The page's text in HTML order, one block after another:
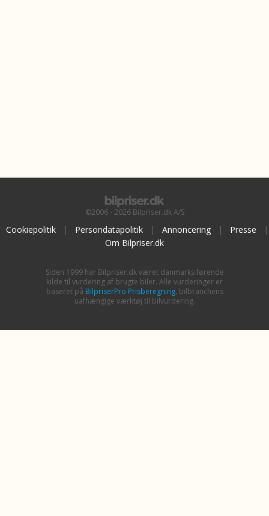
©2006 - 2026 Bilpriser.dk A/S
Cookiepolitik | Persondatapolitik | Annoncering | Presse
|
Om Bilpriser.dk
Siden 1999 har Bilpriser.dk været danmarks førende
kilde til vurdering af brugte biler. Alle vurderinger er
baseret på BilpriserPro Prisberegning, bilbranchens
uafhængige værktøj til bilvurdering.